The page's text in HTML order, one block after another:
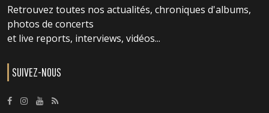
Retrouvez toutes nos actualités, chroniques d'albums,
photos de concerts
et live reports, interviews, vidéos...
SUIVEZ-NOUS